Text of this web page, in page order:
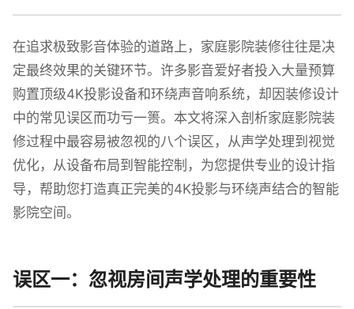
在追求极致影音体验的道路上，家庭影院装修往往是决
定最终效果的关键环节。许多影音爱好者投入大量预算
购置顶级4K投影设备和环绕声音响系统，却因装修设计
中的常见误区而功亏一篑。本文将深入剖析家庭影院装
修过程中最容易被忽视的八个误区，从声学处理到视觉
优化，从设备布局到智能控制，为您提供专业的设计指
导，帮助您打造真正完美的4K投影与环绕声结合的智能
影院空间。
误区一：忽视房间声学处理的重要性